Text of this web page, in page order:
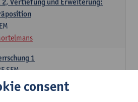
1
SEM
Alex Haider
consent